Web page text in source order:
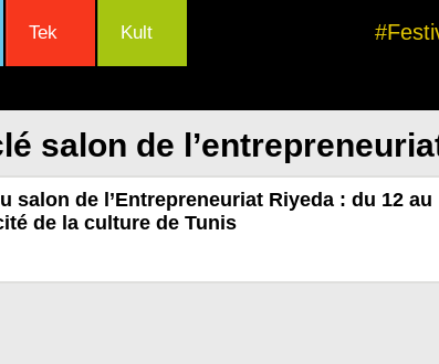
Tek Kult
salon de
salon de l’Entrepreneuriat Riyeda : du 12 au
de la culture de Tunis